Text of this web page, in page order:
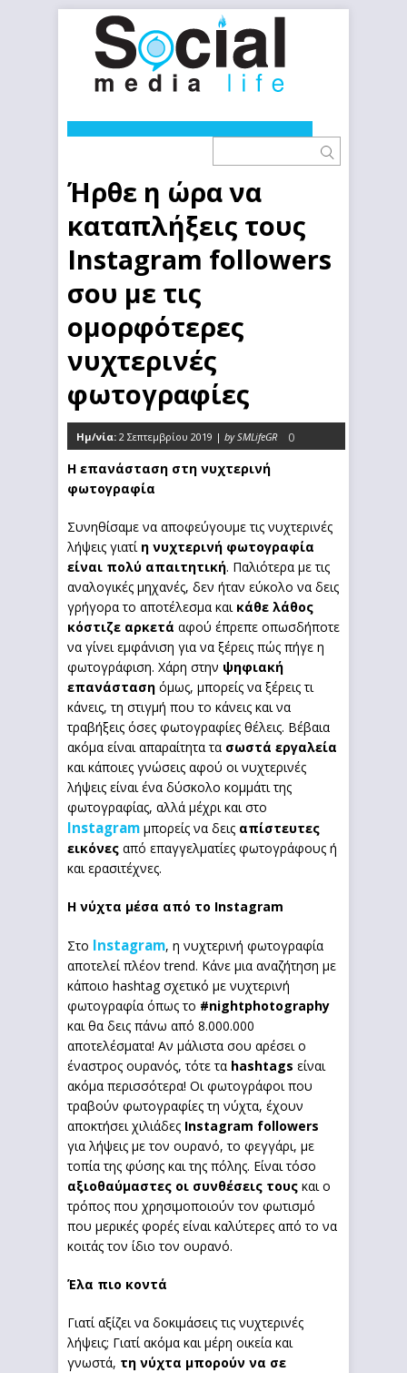
Ήρθε η ώρα να
καταπλήξεις τους
Instagram followers
σου με τις
ομορφότερες
νυχτερινές
φωτογραφίες
Ημ/νία: 2 Σεπτεμβρίου 2019 | by SMLifeGR 0
Η επανάσταση στη νυχτερινή
φωτογραφία
Συνηθίσαμε να αποφεύγουμε τις νυχτερινές
λήψεις γιατί η νυχτερινή φωτογραφία
είναι πολύ απαιτητική. Παλιότερα με τις
αναλογικές μηχανές, δεν ήταν εύκολο να δεις
γρήγορα το αποτέλεσμα και κάθε λάθος
κόστιζε αρκετά αφού έπρεπε οπωσδήποτε
να γίνει εμφάνιση για να ξέρεις πώς πήγε η
φωτογράφιση. Χάρη στην ψηφιακή
επανάσταση όμως, μπορείς να ξέρεις τι
κάνεις, τη στιγμή που το κάνεις και να
τραβήξεις όσες φωτογραφίες θέλεις. Βέβαια
ακόμα είναι απαραίτητα τα σωστά εργαλεία
και κάποιες γνώσεις αφού οι νυχτερινές
λήψεις είναι ένα δύσκολο κομμάτι της
φωτογραφίας, αλλά μέχρι και στο
Instagram μπορείς να δεις απίστευτες
εικόνες από επαγγελματίες φωτογράφους ή
και ερασιτέχνες.
Η νύχτα μέσα από το Instagram
Στο Instagram, η νυχτερινή φωτογραφία
αποτελεί πλέον trend. Κάνε μια αναζήτηση με
κάποιο hashtag σχετικό με νυχτερινή
φωτογραφία όπως το #nightphotography
και θα δεις πάνω από 8.000.000
αποτελέσματα! Αν μάλιστα σου αρέσει ο
έναστρος ουρανός, τότε τα hashtags είναι
ακόμα περισσότερα! Οι φωτογράφοι που
τραβούν φωτογραφίες τη νύχτα, έχουν
αποκτήσει χιλιάδες Instagram followers
για λήψεις με τον ουρανό, το φεγγάρι, με
τοπία της φύσης και της πόλης. Είναι τόσο
αξιοθαύμαστες οι συνθέσεις τους και ο
τρόπος που χρησιμοποιούν τον φωτισμό
που μερικές φορές είναι καλύτερες από το να
κοιτάς τον ίδιο τον ουρανό.
Έλα πιο κοντά
Γιατί αξίζει να δοκιμάσεις τις νυχτερινές
λήψεις; Γιατί ακόμα και μέρη οικεία και
γνωστά, τη νύχτα μπορούν να σε